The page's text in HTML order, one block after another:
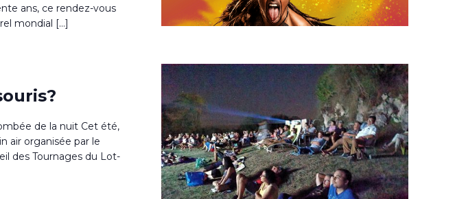
ans, ce rendez-vous
mondial […]
de la nuit Cet été,
air organisée par le
des Tournages du Lot-